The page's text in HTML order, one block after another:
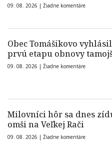
09. 08. 2026 | Žiadne komentáre
Obec Tomášikovo
prvú etapu obnovy
09. 08. 2026 | Žiadne komentáre
Milovníci hôr sa dnes
omši na Veľkej Rači
09. 08. 2026 | Žiadne komentáre